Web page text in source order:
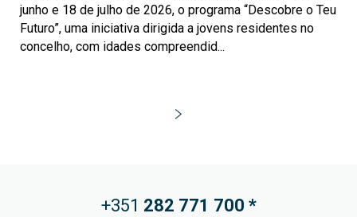
junho e 18 de julho de 2026, o programa “Descobre o Teu
Futuro”, uma iniciativa dirigida a jovens residentes no
concelho, com idades compreendid...
+351 282 771 700 *